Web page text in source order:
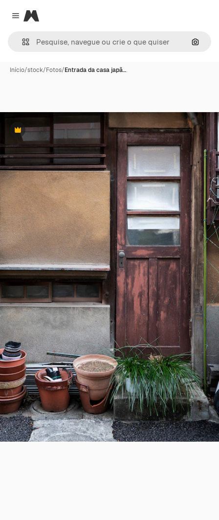
Close menu
Magnific
Início/stock/Fotos/Entrada da casa japã…
Premium